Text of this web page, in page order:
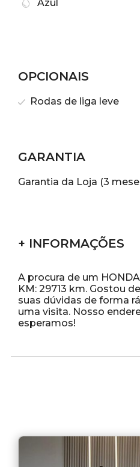
Azul
OPCIONAIS
Rodas de liga leve
GARANTIA
Garantia da Loja (3
+ INFORMAÇÕES
A procura de um
KM: 29713 km. Gostou
suas dúvidas de forma
uma visita. Nosso